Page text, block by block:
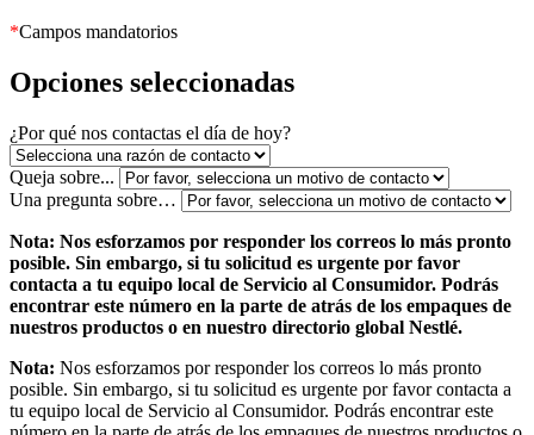
*Campos mandatorios
Opciones seleccionadas
¿Por qué nos contactas el día de hoy?
Queja sobre...
Una pregunta sobre…
Nota: Nos esforzamos por responder los correos lo más pronto
posible. Sin embargo, si tu solicitud es urgente por favor
contacta a tu equipo local de Servicio al Consumidor. Podrás
encontrar este número en la parte de atrás de los empaques de
nuestros productos o en nuestro directorio global Nestlé.
Nota: Nos esforzamos por responder los correos lo más pronto
posible. Sin embargo, si tu solicitud es urgente por favor contacta a
tu equipo local de Servicio al Consumidor. Podrás encontrar este